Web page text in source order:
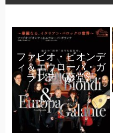
ファビオ・ビオンデ
ィ＆エウローパ・ガ
ランテ｜藤堂清